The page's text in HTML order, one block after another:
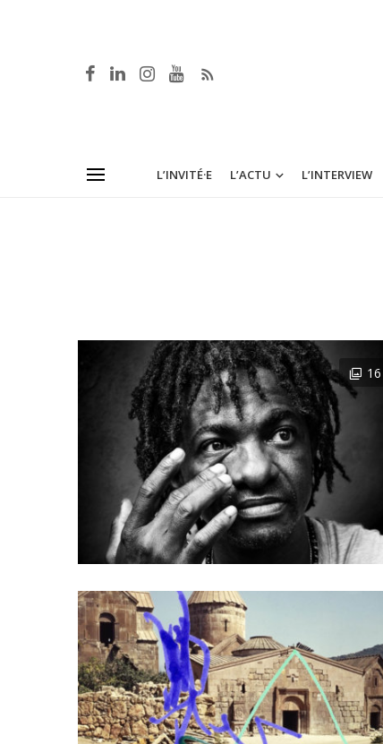
L’INVITÉ·E L’ACTU L’INTERVIEW
16